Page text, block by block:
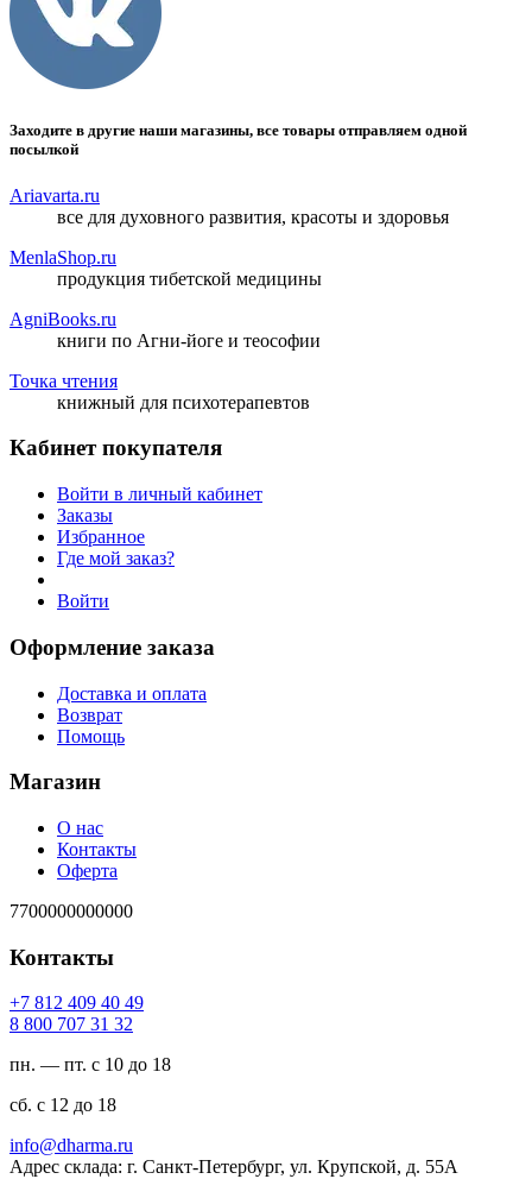
Заходите в другие наши магазины, все товары отправляем одной
посылкой
Ariavarta.ru
все для духовного развития, красоты и здоровья
MenlaShop.ru
продукция тибетской медицины
AgniBooks.ru
книги по Агни-йоге и теософии
Точка чтения
книжный для психотерапевтов
Кабинет покупателя
Войти в личный кабинет
Заказы
Избранное
Где мой заказ?
Войти
Оформление заказа
Доставка и оплата
Возврат
Помощь
Магазин
О нас
Контакты
Оферта
7700000000000
Контакты
94 04 904 218 7+
23 13 707 008 8
пн. — пт. с 10 до 18
сб. с 12 до 18
ur.amrahd@ofni
Адрес склада: г. Санкт-Петербург, ул. Крупской, д. 55А